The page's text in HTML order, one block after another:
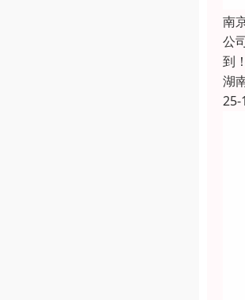
南
公
到
湖
25-